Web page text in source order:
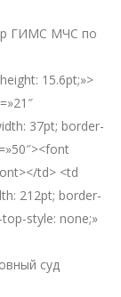
ГИМС МЧС по
15.6pt;»>
37pt; border-
td> <td
212pt; border-
style: none;»
суд